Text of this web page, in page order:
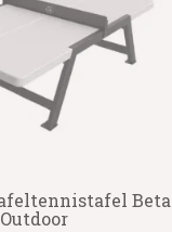
Beta
Outdoor